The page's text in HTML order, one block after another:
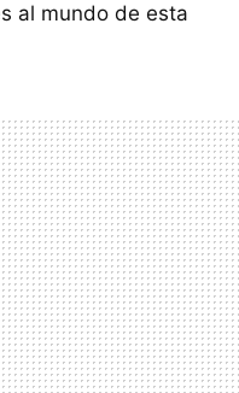
al mundo de esta